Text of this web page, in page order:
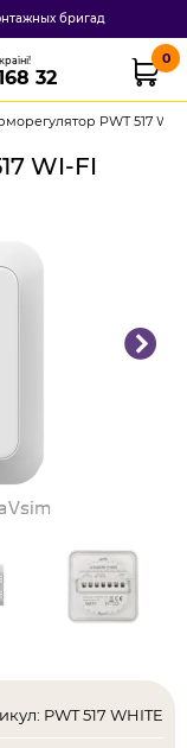
бригад
32
0
PWT 517 Wi-
WI-FI
PWT 517 WHITE